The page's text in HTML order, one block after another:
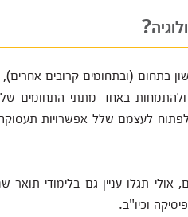
בתחום (ובתחומים קרובים אחרים),
באחד מתתי התחומים של
לפתוח לעצמם שלל אפשרויות
תגלו עניין גם בלימודי תואר
וכיו"ב.